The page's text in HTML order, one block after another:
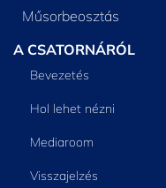
Műsorbeosztás
A CSATORNÁRÓL
Bevezetés
Hol lehet nézni
Mediaroom
Visszajelzés